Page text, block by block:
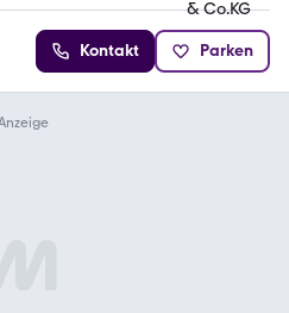
Kontakt Parken